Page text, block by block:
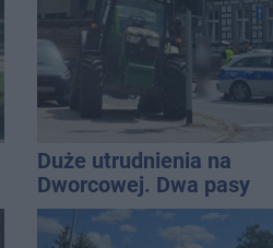
Duże utrudnienia na
Dworcowej. Dwa pasy
blokowała przyczepa od
ciągnika